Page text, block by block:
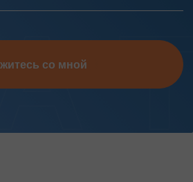
со мной